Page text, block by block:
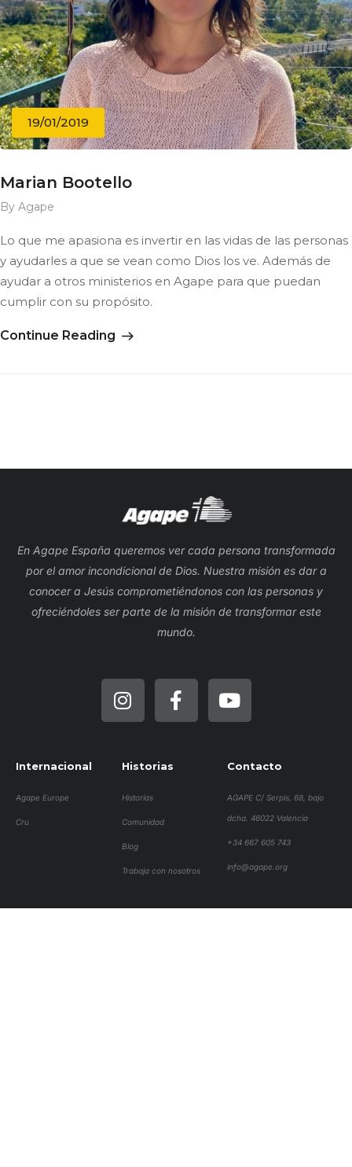
19/01/2019
Marian Bootello
By Agape
Lo que me apasiona es invertir en las vidas de las personas
y ayudarles a que se vean como Dios los ve. Además de
ayudar a otros ministerios en Agape para que puedan
cumplir con su propósito.
Continue Reading
En Agape España queremos ver cada persona transformada
por el amor incondicional de Dios. Nuestra misión es dar a
conocer a Jesús comprometiéndonos con las personas y
ofreciéndoles ser parte de la misión de transformar este
mundo.
Internacional
Agape Europe
Cru
Historias
Historias
Comunidad
Blog
Trabaja con nosotros
Contacto
AGAPE C/ Serpis, 68, bajo
dcha. 46022 Valencia
+34 667 605 743
info@agape.org